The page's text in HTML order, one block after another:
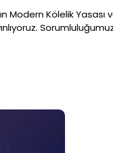
Modern Kölelik